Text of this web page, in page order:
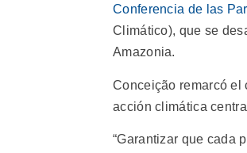
Conferencia de las
Climático), que se
Amazonia.
Conceição remarcó el
acción climática
“Garantizar que cada